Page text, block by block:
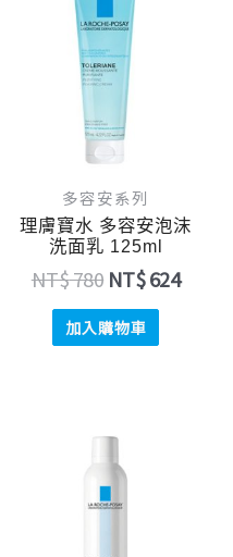
多容安系列
理膚寶水 多容安泡沫
洗面乳 125ml
NT$780
價
格：
NT$ 780。
NT$624
加入購物車
原
始
價
格：